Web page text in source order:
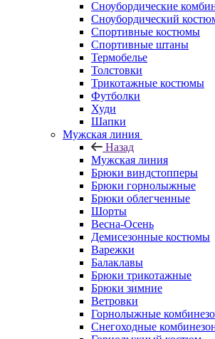
Сноубордические
Сноубордический
Спортивные костюмы
Спортивные штаны
Термобелье
Толстовки
Трикотажные костюмы
Футболки
Худи
Шапки
Мужская линия
Назад
Мужская линия
Брюки виндстопперы
Брюки горнолыжные
Брюки облегченные
Шорты
Весна-Осень
Демисезонные костюмы
Варежки
Балаклавы
Брюки трикотажные
Брюки зимние
Ветровки
Горнолыжные
Снегоходные